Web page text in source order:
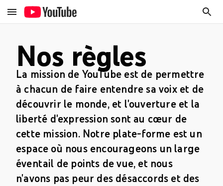
Nos règles
La mission de YouTube est de permettre
à chacun de faire entendre sa voix et de
découvrir le monde, et l'ouverture et la
liberté d'expression sont au cœur de
cette mission. Notre plate-forme est un
espace où nous encourageons un large
éventail de points de vue, et nous
n'avons pas peur des désaccords et des